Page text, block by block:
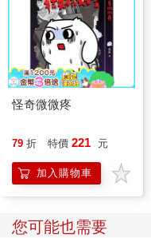
怪奇微微疼
79 折 特價 221 元
加入購物車
您可能也需要